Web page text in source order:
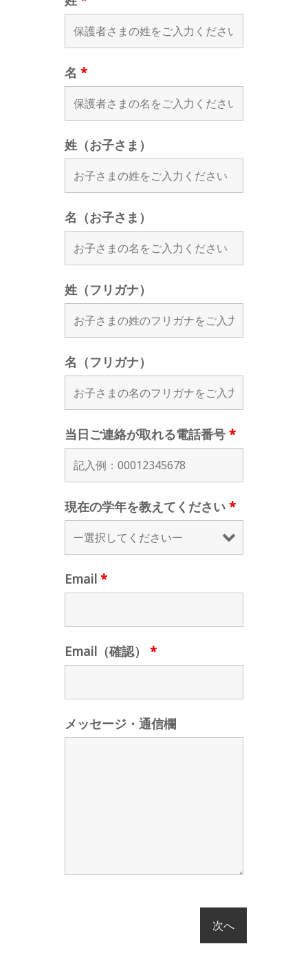
名 *
姓（お子さま）
名（お子さま）
姓（フリガナ）
名（フリガナ）
当日ご連絡が取れる電話番号 *
現在の学年を教えてください *
Email *
Email（確認） *
メッセージ・通信欄